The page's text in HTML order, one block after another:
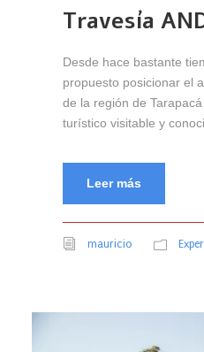
Travesía
Desde hace bastante
propuesto posicionar el
de la región de
turístico visitable y
Leer más
mauricio